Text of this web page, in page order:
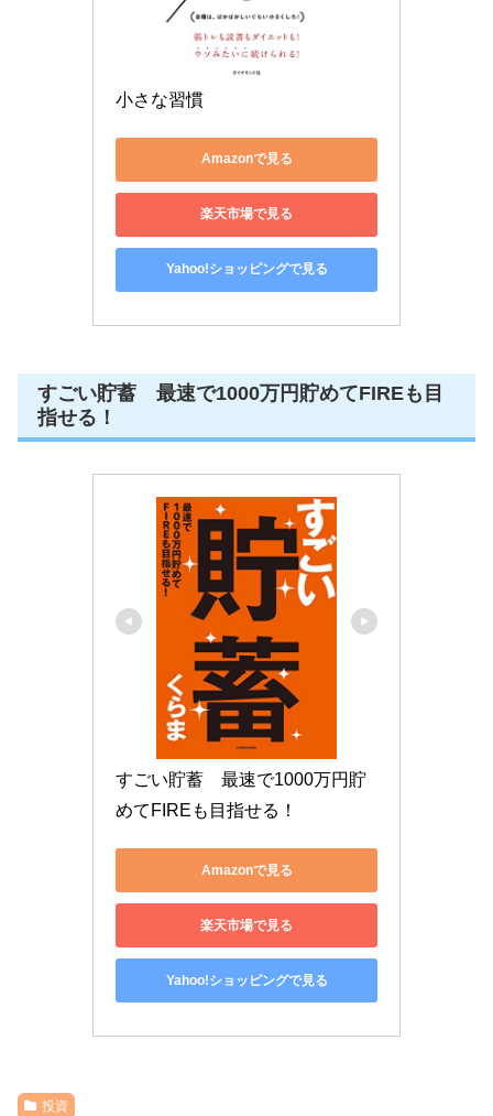
小さな習慣
Amazonで見る
楽天市場で見る
Yahoo!ショッピングで見る
すごい貯蓄 最速で1000万円貯めてFIREも目
指せる！
すごい貯蓄　最速で1000万円貯
めてFIREも目指せる！
Amazonで見る
楽天市場で見る
Yahoo!ショッピングで見る
投資